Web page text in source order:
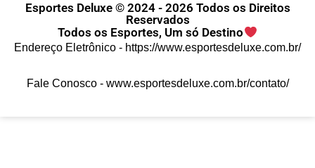
Esportes Deluxe © 2024 - 2026 Todos os Direitos
Reservados
Todos os Esportes, Um só Destino
Endereço Eletrônico - https://www.esportesdeluxe.com.br/
Fale Conosco - www.esportesdeluxe.com.br/contato/